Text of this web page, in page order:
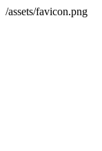
/assets/favicon.png